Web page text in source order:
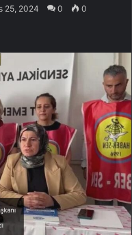
25, 2024 0 0